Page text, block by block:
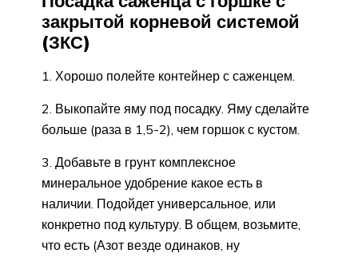
закрытой корневой системой
(ЗКС)
1. Хорошо полейте контейнер с саженцем.
2. Выкопайте яму под посадку. Яму сделайте
больше (раза в 1,5-2), чем горшок с кустом.
3. Добавьте в грунт комплексное
минеральное удобрение какое есть в
наличии. Подойдет универсальное, или
конкретно под культуру. В общем, возьмите,
что есть (Азот везде одинаков, ну